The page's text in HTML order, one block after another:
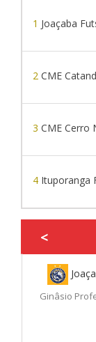
1 Joaçaba
2 CME
3 CME Cerro
4 Ituporanga
<
Ginâsio